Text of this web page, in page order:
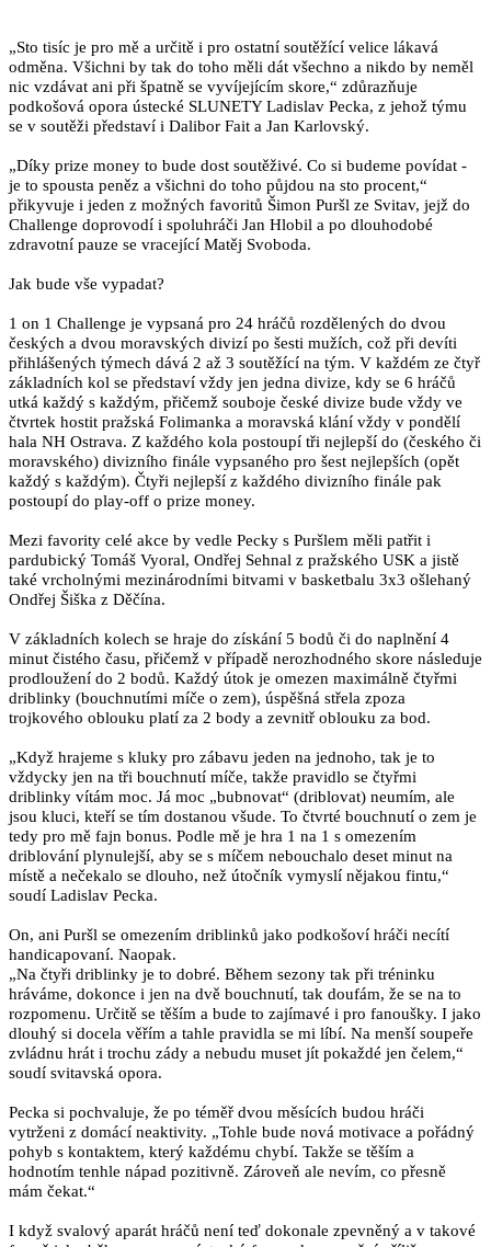
„Sto tisíc je pro mě a určitě i pro ostatní soutěžící velice lákavá
odměna. Všichni by tak do toho měli dát všechno a nikdo by neměl
nic vzdávat ani při špatně se vyvíjejícím skore,“ zdůrazňuje
podkošová opora ústecké SLUNETY Ladislav Pecka, z jehož týmu
se v soutěži představí i Dalibor Fait a Jan Karlovský.
„Díky prize money to bude dost soutěživé. Co si budeme povídat -
je to spousta peněz a všichni do toho půjdou na sto procent,“
přikyvuje i jeden z možných favoritů Šimon Puršl ze Svitav, jejž do
Challenge doprovodí i spoluhráči Jan Hlobil a po dlouhodobé
zdravotní pauze se vracející Matěj Svoboda.
Jak bude vše vypadat?
1 on 1 Challenge je vypsaná pro 24 hráčů rozdělených do dvou
českých a dvou moravských divizí po šesti mužích, což při devíti
přihlášených týmech dává 2 až 3 soutěžící na tým. V každém ze čtyř
základních kol se představí vždy jen jedna divize, kdy se 6 hráčů
utká každý s každým, přičemž souboje české divize bude vždy ve
čtvrtek hostit pražská Folimanka a moravská klání vždy v pondělí
hala NH Ostrava. Z každého kola postoupí tři nejlepší do (českého či
moravského) divizního finále vypsaného pro šest nejlepších (opět
každý s každým). Čtyři nejlepší z každého divizního finále pak
postoupí do play-off o prize money.
Mezi favority celé akce by vedle Pecky s Puršlem měli patřit i
pardubický Tomáš Vyoral, Ondřej Sehnal z pražského USK a jistě
také vrcholnými mezinárodními bitvami v basketbalu 3x3 ošlehaný
Ondřej Šiška z Děčína.
V základních kolech se hraje do získání 5 bodů či do naplnění 4
minut čistého času, přičemž v případě nerozhodného skore následuje
prodloužení do 2 bodů. Každý útok je omezen maximálně čtyřmi
driblinky (bouchnutími míče o zem), úspěšná střela zpoza
trojkového oblouku platí za 2 body a zevnitř oblouku za bod.
„Když hrajeme s kluky pro zábavu jeden na jednoho, tak je to
vždycky jen na tři bouchnutí míče, takže pravidlo se čtyřmi
driblinky vítám moc. Já moc „bubnovat“ (driblovat) neumím, ale
jsou kluci, kteří se tím dostanou všude. To čtvrté bouchnutí o zem je
tedy pro mě fajn bonus. Podle mě je hra 1 na 1 s omezením
driblování plynulejší, aby se s míčem nebouchalo deset minut na
místě a nečekalo se dlouho, než útočník vymyslí nějakou fintu,“
soudí Ladislav Pecka.
On, ani Puršl se omezením driblinků jako podkošoví hráči necítí
handicapovaní. Naopak.
„Na čtyři driblinky je to dobré. Během sezony tak při tréninku
hráváme, dokonce i jen na dvě bouchnutí, tak doufám, že se na to
rozpomenu. Určitě se těším a bude to zajímavé i pro fanoušky. I jako
dlouhý si docela věřím a tahle pravidla se mi líbí. Na menší soupeře
zvládnu hrát i trochu zády a nebudu muset jít pokaždé jen čelem,“
soudí svitavská opora.
Pecka si pochvaluje, že po téměř dvou měsících budou hráči
vytrženi z domácí neaktivity. „Tohle bude nová motivace a pořádný
pohyb s kontaktem, který každému chybí. Takže se těším a
hodnotím tenhle nápad pozitivně. Zároveň ale nevím, co přesně
mám čekat.“
I když svalový aparát hráčů není teď dokonale zpevněný a v takové